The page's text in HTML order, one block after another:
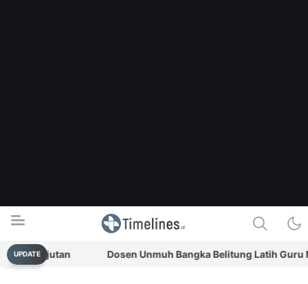
Timelines.id
Media Literasi, Sejarah & Budaya
UPDATE Dosen Unmuh Bangka Belitung Latih Guru